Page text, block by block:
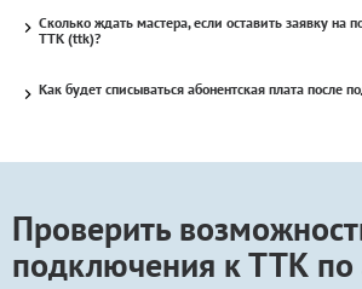
Сколько ждать мастера, если оставить заявку на
ТТК (ttk)?
Как будет списываться абонентская плата после
Проверить
подключения к ТТК по